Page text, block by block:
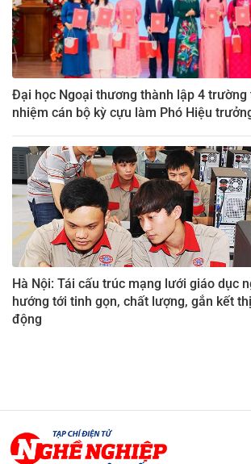
Đại học Ngoại thương thành lập 4 trường
nhiệm cán bộ kỳ cựu làm Phó Hiệu
Hà Nội: Tái cấu trúc mạng lưới giáo dục
hướng tới tinh gọn, chất lượng, gắn kết
động